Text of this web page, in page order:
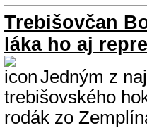
Trebišovčan
láka ho aj
Jedným z
trebišovského
rodák zo